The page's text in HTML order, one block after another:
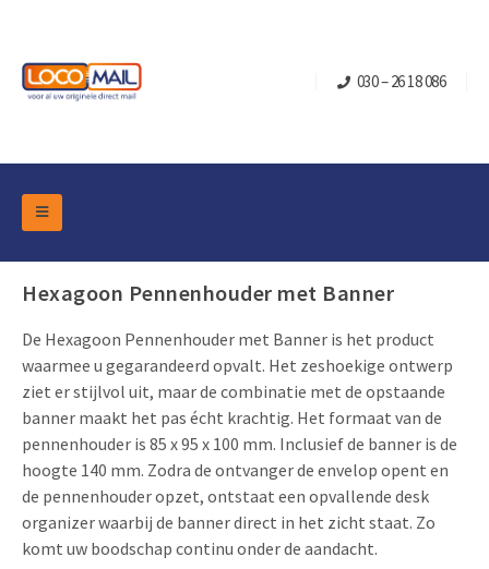
030 – 26 18 086
Hexagoon Pennenhouder met Banner
De Hexagoon Pennenhouder met Banner is het product
waarmee u gegarandeerd opvalt. Het zeshoekige ontwerp
ziet er stijlvol uit, maar de combinatie met de opstaande
banner maakt het pas écht krachtig. Het formaat van de
pennenhouder is 85 x 95 x 100 mm. Inclusief de banner is de
hoogte 140 mm. Zodra de ontvanger de envelop opent en
de pennenhouder opzet, ontstaat een opvallende desk
organizer waarbij de banner direct in het zicht staat. Zo
komt uw boodschap continu onder de aandacht.
DM Marketing Tools
Overzicht Categorieën
Pop-up Kubussen
Turning Card
Brievenbusdoosje +
Schuifkaarten
Pop-up Kaarten
Verpakkingen
Klepdoosjes
Schuifdoosjes
Retail Marketing
Vastgoedmarketing
Sport Marketing
Media Marketing
Gelegenheden
Kerst- en Eindejaar
Verjaardag en Jubilea
Uitnodigingen
Contact
Over Ons